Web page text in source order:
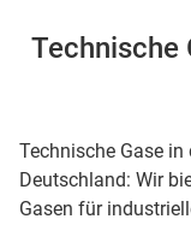
Technische
Technische Gase
Deutschland: Wir
Gasen für